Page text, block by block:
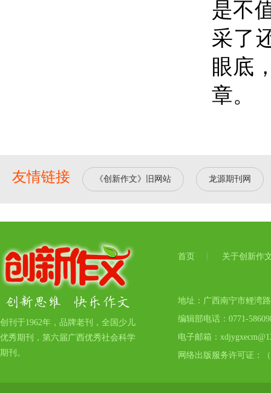
是不
采了
眼底
章。
友情链接 《创新作文》旧网站 龙源期刊网
创刊于1962年，品牌老刊，全国少儿
优秀期刊，第六届广西优秀社会科学
期刊。
首页 关于创新作
地址：广西南宁市鲤湾
编辑部电话：0771-
电子邮箱：
网络出版服务许可证：